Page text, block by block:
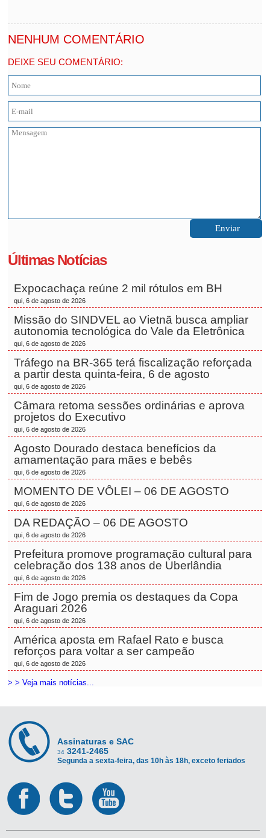
NENHUM COMENTÁRIO
DEIXE SEU COMENTÁRIO:
Últimas Notícias
Expocachaça reúne 2 mil rótulos em BH
qui, 6 de agosto de 2026
Missão do SINDVEL ao Vietnã busca ampliar
autonomia tecnológica do Vale da Eletrônica
qui, 6 de agosto de 2026
Tráfego na BR-365 terá fiscalização reforçada
a partir desta quinta-feira, 6 de agosto
qui, 6 de agosto de 2026
Câmara retoma sessões ordinárias e aprova
projetos do Executivo
qui, 6 de agosto de 2026
Agosto Dourado destaca benefícios da
amamentação para mães e bebês
qui, 6 de agosto de 2026
MOMENTO DE VÔLEI – 06 DE AGOSTO
qui, 6 de agosto de 2026
DA REDAÇÃO – 06 DE AGOSTO
qui, 6 de agosto de 2026
Prefeitura promove programação cultural para
celebração dos 138 anos de Uberlândia
qui, 6 de agosto de 2026
Fim de Jogo premia os destaques da Copa
Araguari 2026
qui, 6 de agosto de 2026
América aposta em Rafael Rato e busca
reforços para voltar a ser campeão
qui, 6 de agosto de 2026
> > Veja mais notícias...
Assinaturas e SAC
34 3241-2465
Segunda a sexta-feira, das 10h às 18h, exceto feriados